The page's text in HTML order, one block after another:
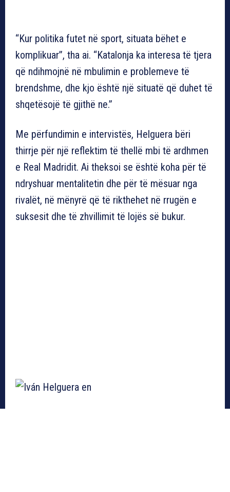
“Kur politika futet në sport, situata bëhet e
komplikuar”, tha ai. “Katalonja ka interesa të tjera
që ndihmojnë në mbulimin e problemeve të
brendshme, dhe kjo është një situatë që duhet të
shqetësojë të gjithë ne.”
Me përfundimin e intervistës, Helguera bëri
thirrje për një reflektim të thellë mbi të ardhmen
e Real Madridit. Ai theksoi se është koha për të
ndryshuar mentalitetin dhe për të mësuar nga
rivalët, në mënyrë që të rikthehet në rrugën e
suksesit dhe të zhvillimit të lojës së bukur.